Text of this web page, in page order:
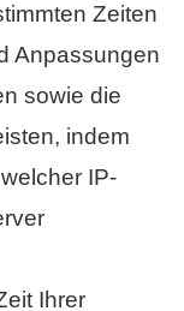
Zeiten
Anpassungen
sowie die
indem
IP-
Ihrer